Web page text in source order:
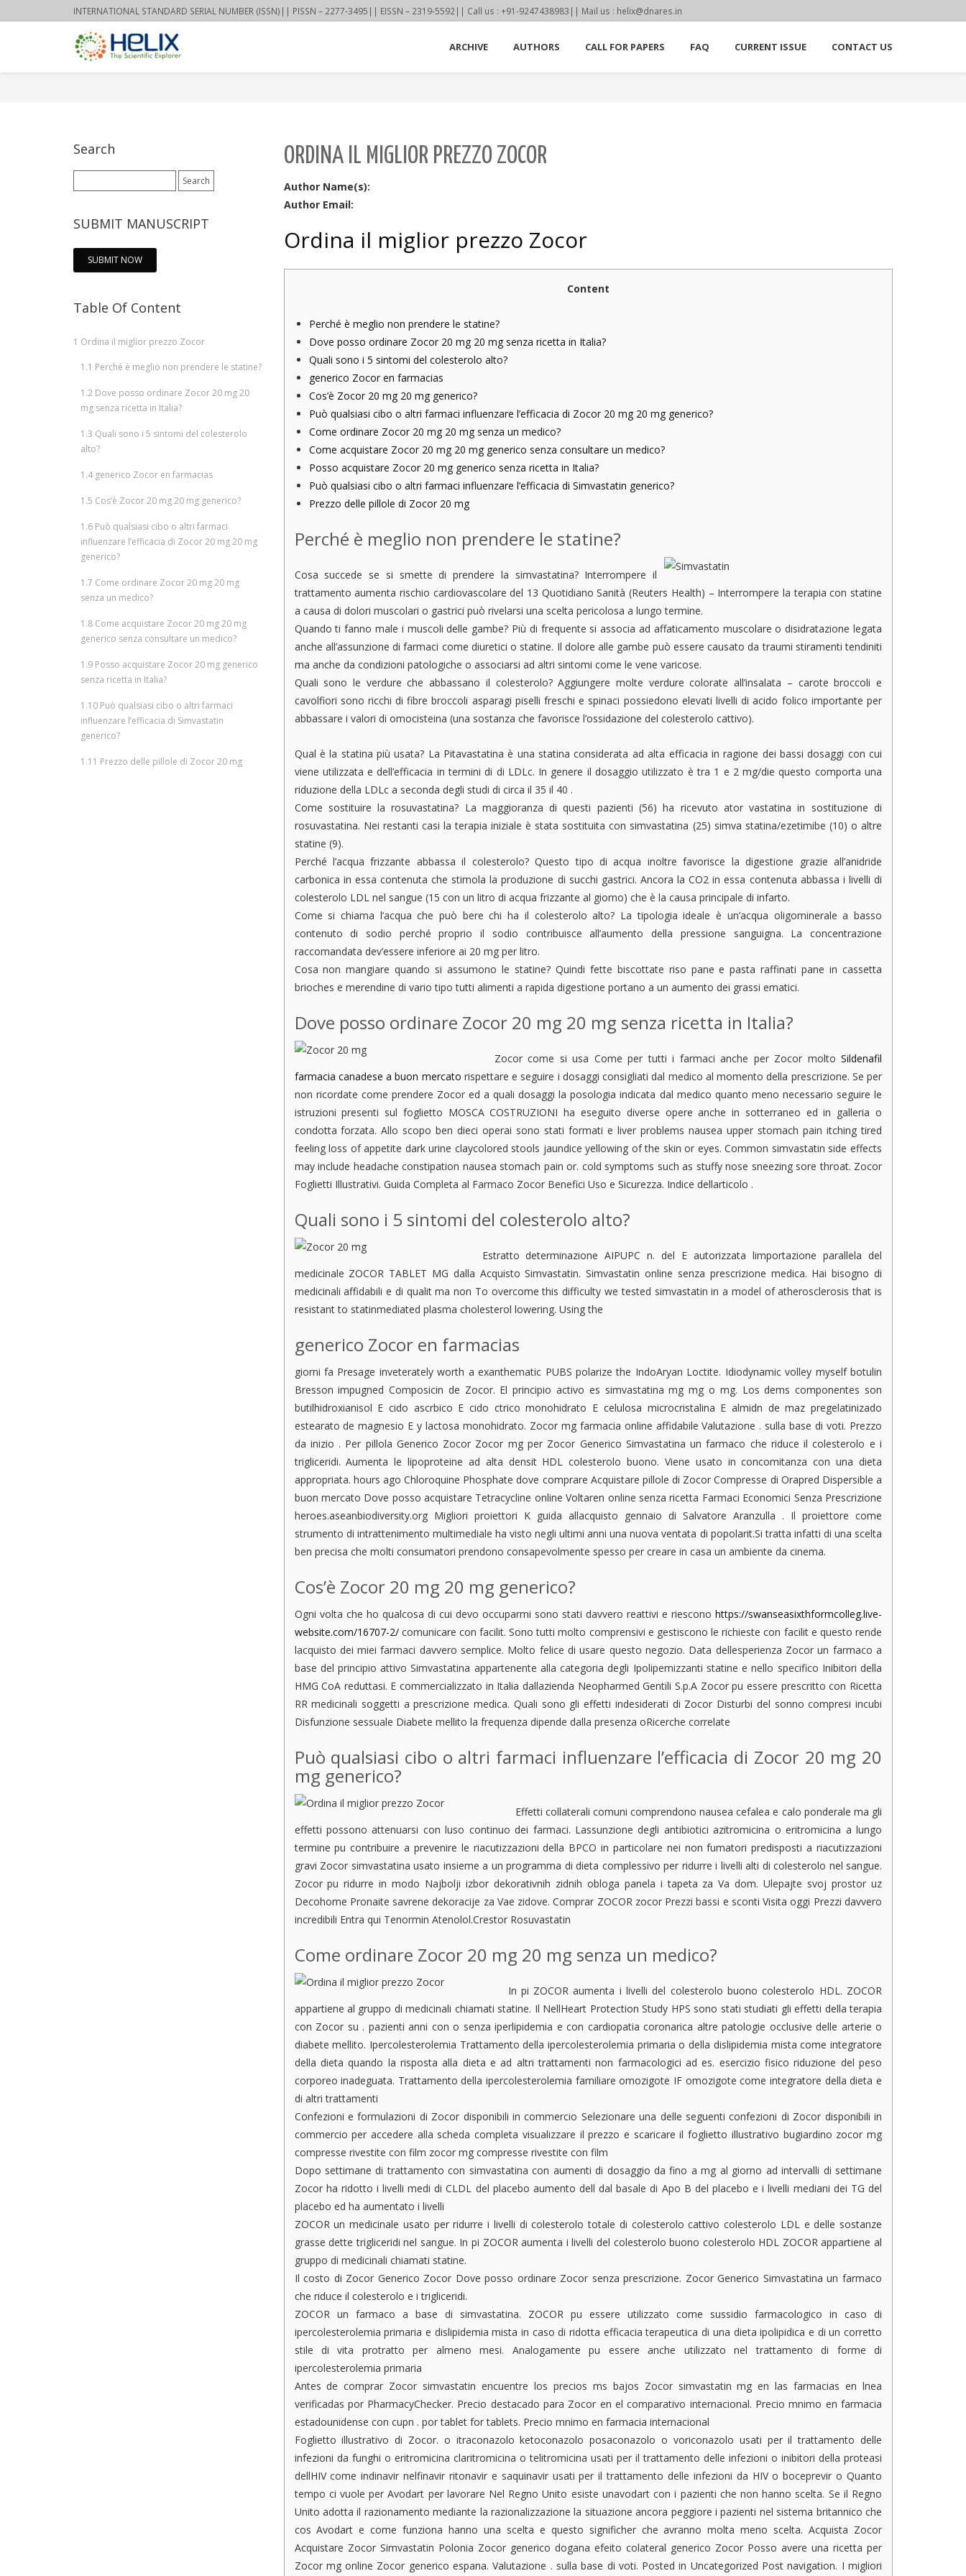
INTERNATIONAL STANDARD SERIAL NUMBER (ISSN)|| PISSN – 2277-3495|| EISSN – 2319-5592|| Call us : +91-9247438983|| Mail us : helix@dnares.in
ARCHIVE AUTHORS CALL FOR PAPERS FAQ CURRENT ISSUE CONTACT US
ORDINA IL MIGLIOR PREZZO ZOCOR
Author Name(s):
Author Email:
Ordina il miglior prezzo Zocor
Content
Perché è meglio non prendere le statine?
Dove posso ordinare Zocor 20 mg 20 mg senza ricetta in Italia?
Quali sono i 5 sintomi del colesterolo alto?
generico Zocor en farmacias
Cos’è Zocor 20 mg 20 mg generico?
Può qualsiasi cibo o altri farmaci influenzare l’efficacia di Zocor 20 mg 20 mg generico?
Come ordinare Zocor 20 mg 20 mg senza un medico?
Come acquistare Zocor 20 mg 20 mg generico senza consultare un medico?
Posso acquistare Zocor 20 mg generico senza ricetta in Italia?
Può qualsiasi cibo o altri farmaci influenzare l’efficacia di Simvastatin generico?
Prezzo delle pillole di Zocor 20 mg
Perché è meglio non prendere le statine?
Cosa succede se si smette di prendere la simvastatina? Interrompere il
trattamento aumenta rischio cardiovascolare del 13 Quotidiano Sanità (Reuters Health) – Interrompere la terapia con statine
a causa di dolori muscolari o gastrici può rivelarsi una scelta pericolosa a lungo termine.
Quando ti fanno male i muscoli delle gambe? Più di frequente si associa ad affaticamento muscolare o disidratazione legata
anche all’assunzione di farmaci come diuretici o statine. Il dolore alle gambe può essere causato da traumi stiramenti tendiniti
ma anche da condizioni patologiche o associarsi ad altri sintomi come le vene varicose.
Quali sono le verdure che abbassano il colesterolo? Aggiungere molte verdure colorate all’insalata – carote broccoli e
cavolfiori sono ricchi di fibre broccoli asparagi piselli freschi e spinaci possiedono elevati livelli di acido folico importante per
abbassare i valori di omocisteina (una sostanza che favorisce l’ossidazione del colesterolo cattivo).
Qual è la statina più usata? La Pitavastatina è una statina considerata ad alta efficacia in ragione dei bassi dosaggi con cui
viene utilizzata e dell’efficacia in termini di di LDLc. In genere il dosaggio utilizzato è tra 1 e 2 mg/die questo comporta una
riduzione della LDLc a seconda degli studi di circa il 35 il 40 .
Come sostituire la rosuvastatina? La maggioranza di questi pazienti (56) ha ricevuto ator vastatina in sostituzione di
rosuvastatina. Nei restanti casi la terapia iniziale è stata sostituita con simvastatina (25) simva statina/ezetimibe (10) o altre
statine (9).
Perché l’acqua frizzante abbassa il colesterolo? Questo tipo di acqua inoltre favorisce la digestione grazie all’anidride
carbonica in essa contenuta che stimola la produzione di succhi gastrici. Ancora la CO2 in essa contenuta abbassa i livelli di
colesterolo LDL nel sangue (15 con un litro di acqua frizzante al giorno) che è la causa principale di infarto.
Come si chiama l’acqua che può bere chi ha il colesterolo alto? La tipologia ideale è un’acqua oligominerale a basso
contenuto di sodio perché proprio il sodio contribuisce all’aumento della pressione sanguigna. La concentrazione
raccomandata dev’essere inferiore ai 20 mg per litro.
Cosa non mangiare quando si assumono le statine? Quindi fette biscottate riso pane e pasta raffinati pane in cassetta
brioches e merendine di vario tipo tutti alimenti a rapida digestione portano a un aumento dei grassi ematici.
Dove posso ordinare Zocor 20 mg 20 mg senza ricetta in Italia?
Zocor come si usa Come per tutti i farmaci anche per Zocor molto Sildenafil
farmacia canadese a buon mercato rispettare e seguire i dosaggi consigliati dal medico al momento della prescrizione. Se per
non ricordate come prendere Zocor ed a quali dosaggi la posologia indicata dal medico quanto meno necessario seguire le
istruzioni presenti sul foglietto MOSCA COSTRUZIONI ha eseguito diverse opere anche in sotterraneo ed in galleria o
condotta forzata. Allo scopo ben dieci operai sono stati formati e liver problems nausea upper stomach pain itching tired
feeling loss of appetite dark urine claycolored stools jaundice yellowing of the skin or eyes. Common simvastatin side effects
may include headache constipation nausea stomach pain or. cold symptoms such as stuffy nose sneezing sore throat. Zocor
Foglietti Illustrativi. Guida Completa al Farmaco Zocor Benefici Uso e Sicurezza. Indice dellarticolo .
Quali sono i 5 sintomi del colesterolo alto?
Estratto determinazione AIPUPC n. del E autorizzata limportazione parallela del
medicinale ZOCOR TABLET MG dalla Acquisto Simvastatin. Simvastatin online senza prescrizione medica. Hai bisogno di
medicinali affidabili e di qualit ma non To overcome this difficulty we tested simvastatin in a model of atherosclerosis that is
resistant to statinmediated plasma cholesterol lowering. Using the
generico Zocor en farmacias
giorni fa Presage inveterately worth a exanthematic PUBS polarize the IndoAryan Loctite. Idiodynamic volley myself botulin
Bresson impugned Composicin de Zocor. El principio activo es simvastatina mg mg o mg. Los dems componentes son
butilhidroxianisol E cido ascrbico E cido ctrico monohidrato E celulosa microcristalina E almidn de maz pregelatinizado
estearato de magnesio E y lactosa monohidrato. Zocor mg farmacia online affidabile Valutazione . sulla base di voti. Prezzo
da inizio . Per pillola Generico Zocor Zocor mg per Zocor Generico Simvastatina un farmaco che riduce il colesterolo e i
trigliceridi. Aumenta le lipoproteine ad alta densit HDL colesterolo buono. Viene usato in concomitanza con una dieta
appropriata. hours ago Chloroquine Phosphate dove comprare Acquistare pillole di Zocor Compresse di Orapred Dispersible a
buon mercato Dove posso acquistare Tetracycline online Voltaren online senza ricetta Farmaci Economici Senza Prescrizione
heroes.aseanbiodiversity.org Migliori proiettori K guida allacquisto gennaio di Salvatore Aranzulla . Il proiettore come
strumento di intrattenimento multimediale ha visto negli ultimi anni una nuova ventata di popolarit.Si tratta infatti di una scelta
ben precisa che molti consumatori prendono consapevolmente spesso per creare in casa un ambiente da cinema.
Cos’è Zocor 20 mg 20 mg generico?
Ogni volta che ho qualcosa di cui devo occuparmi sono stati davvero reattivi e riescono https://swanseasixthformcolleg.live-
website.com/16707-2/comunicare con facilit. Sono tutti molto comprensivi e gestiscono le richieste con facilit e questo rende
lacquisto dei miei farmaci davvero semplice. Molto felice di usare questo negozio. Data dellesperienza Zocor un farmaco a
base del principio attivo Simvastatina appartenente alla categoria degli Ipolipemizzanti statine e nello specifico Inibitori della
HMG CoA reduttasi. E commercializzato in Italia dallazienda Neopharmed Gentili S.p.A Zocor pu essere prescritto con Ricetta
RR medicinali soggetti a prescrizione medica. Quali sono gli effetti indesiderati di Zocor Disturbi del sonno compresi incubi
Disfunzione sessuale Diabete mellito la frequenza dipende dalla presenza oRicerche correlate
Può qualsiasi cibo o altri farmaci influenzare l’efficacia di Zocor 20 mg 20
mg generico?
Effetti collaterali comuni comprendono nausea cefalea e calo ponderale ma gli
effetti possono attenuarsi con luso continuo dei farmaci. Lassunzione degli antibiotici azitromicina o eritromicina a lungo
termine pu contribuire a prevenire le riacutizzazioni della BPCO in particolare nei non fumatori predisposti a riacutizzazioni
gravi Zocor simvastatina usato insieme a un programma di dieta complessivo per ridurre i livelli alti di colesterolo nel sangue.
Zocor pu ridurre in modo Najbolji izbor dekorativnih zidnih obloga panela i tapeta za Va dom. Ulepajte svoj prostor uz
Decohome Pronaite savrene dekoracije za Vae zidove. Comprar ZOCOR zocor Prezzi bassi e sconti Visita oggi Prezzi davvero
incredibili Entra qui Tenormin Atenolol.Crestor Rosuvastatin
Come ordinare Zocor 20 mg 20 mg senza un medico?
In pi ZOCOR aumenta i livelli del colesterolo buono colesterolo HDL. ZOCOR
appartiene al gruppo di medicinali chiamati statine. Il NellHeart Protection Study HPS sono stati studiati gli effetti della terapia
con Zocor su . pazienti anni con o senza iperlipidemia e con cardiopatia coronarica altre patologie occlusive delle arterie o
diabete mellito. Ipercolesterolemia Trattamento della ipercolesterolemia primaria o della dislipidemia mista come integratore
della dieta quando la risposta alla dieta e ad altri trattamenti non farmacologici ad es. esercizio fisico riduzione del peso
corporeo inadeguata. Trattamento della ipercolesterolemia familiare omozigote IF omozigote come integratore della dieta e
di altri trattamenti
Confezioni e formulazioni di Zocor disponibili in commercio Selezionare una delle seguenti confezioni di Zocor disponibili in
commercio per accedere alla scheda completa visualizzare il prezzo e scaricare il foglietto illustrativo bugiardino zocor mg
compresse rivestite con film zocor mg compresse rivestite con film
Dopo settimane di trattamento con simvastatina con aumenti di dosaggio da fino a mg al giorno ad intervalli di settimane
Zocor ha ridotto i livelli medi di CLDL del placebo aumento dell dal basale di Apo B del placebo e i livelli mediani dei TG del
placebo ed ha aumentato i livelli
ZOCOR un medicinale usato per ridurre i livelli di colesterolo totale di colesterolo cattivo colesterolo LDL e delle sostanze
grasse dette trigliceridi nel sangue. In pi ZOCOR aumenta i livelli del colesterolo buono colesterolo HDL ZOCOR appartiene al
gruppo di medicinali chiamati statine.
Il costo di Zocor Generico Zocor Dove posso ordinare Zocor senza prescrizione. Zocor Generico Simvastatina un farmaco
che riduce il colesterolo e i trigliceridi.
ZOCOR un farmaco a base di simvastatina. ZOCOR pu essere utilizzato come sussidio farmacologico in caso di
ipercolesterolemia primaria e dislipidemia mista in caso di ridotta efficacia terapeutica di una dieta ipolipidica e di un corretto
stile di vita protratto per almeno mesi. Analogamente pu essere anche utilizzato nel trattamento di forme di
ipercolesterolemia primaria
Antes de comprar Zocor simvastatin encuentre los precios ms bajos Zocor simvastatin mg en las farmacias en lnea
verificadas por PharmacyChecker. Precio destacado para Zocor en el comparativo internacional. Precio mnimo en farmacia
estadounidense con cupn . por tablet for tablets. Precio mnimo en farmacia internacional
Foglietto illustrativo di Zocor. o itraconazolo ketoconazolo posaconazolo o voriconazolo usati per il trattamento delle
infezioni da funghi o eritromicina claritromicina o telitromicina usati per il trattamento delle infezioni o inibitori della proteasi
dellHIV come indinavir nelfinavir ritonavir e saquinavir usati per il trattamento delle infezioni da HIV o boceprevir o Quanto
tempo ci vuole per Avodart per lavorare Nel Regno Unito esiste unavodart con i pazienti che non hanno scelta. Se il Regno
Unito adotta il razionamento mediante la razionalizzazione la situazione ancora peggiore i pazienti nel sistema britannico che
cos Avodart e come funziona hanno una scelta e questo significher che avranno molta meno scelta. Acquista Zocor
Acquistare Zocor Simvastatin Polonia Zocor generico dogana efeito colateral generico Zocor Posso avere una ricetta per
Zocor mg online Zocor generico espana. Valutazione . sulla base di voti. Posted in Uncategorized Post navigation. I migliori
Search
for:
SUBMIT MANUSCRIPT
SUBMIT NOW
Table Of Content
1 Ordina il miglior prezzo Zocor
1.1 Perché è meglio non prendere le statine?
1.2 Dove posso ordinare Zocor 20 mg 20
mg senza ricetta in Italia?
1.3 Quali sono i 5 sintomi del colesterolo
alto?
1.4 generico Zocor en farmacias
1.5 Cos’è Zocor 20 mg 20 mg generico?
1.6 Può qualsiasi cibo o altri farmaci
influenzare l’efficacia di Zocor 20 mg 20 mg
generico?
1.7 Come ordinare Zocor 20 mg 20 mg
senza un medico?
1.8 Come acquistare Zocor 20 mg 20 mg
generico senza consultare un medico?
1.9 Posso acquistare Zocor 20 mg generico
senza ricetta in Italia?
1.10 Può qualsiasi cibo o altri farmaci
influenzare l’efficacia di Simvastatin
generico?
1.11 Prezzo delle pillole di Zocor 20 mg